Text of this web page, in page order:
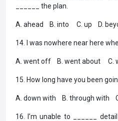
______ the plan.
A. ahead B. into C. up D.
14. I was nowhere near here
A. went off B. went about C.
15. How long have you been
A. down with B. through with
16. I’m unable to ______